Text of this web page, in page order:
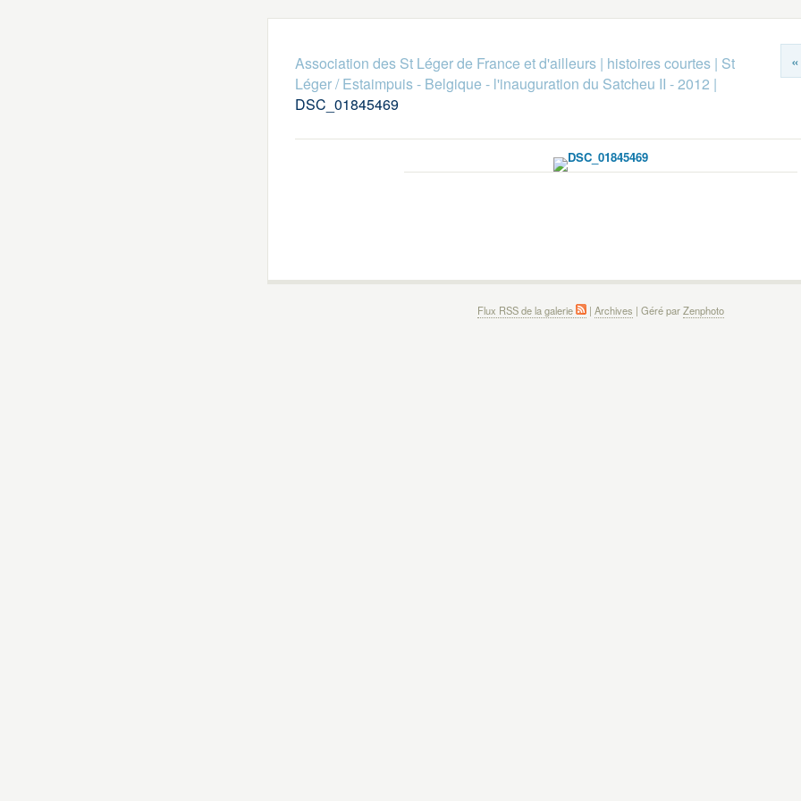
Association des St Léger de France et d'ailleurs| histoires courtes| St
Léger / Estaimpuis - Belgique - l'inauguration du Satcheu II - 2012 |
DSC_01845469
Flux RSS de la galerie | Archives | Géré parZenphoto